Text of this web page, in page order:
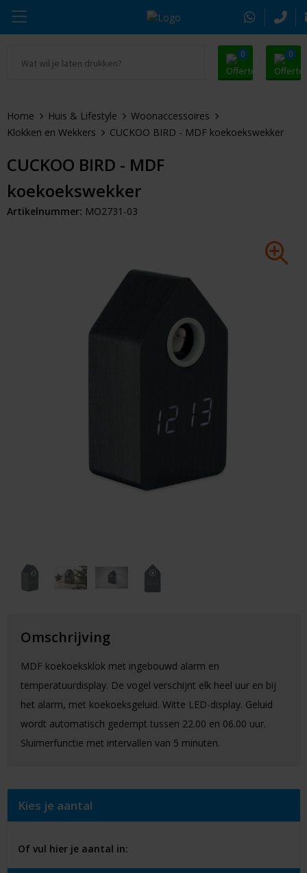
0 0
Drinkwaren
Tassen & Reizen
Sleutelhangers & Tools
Huis & Lifestyle
Gezondheid & Verzorging
Alle promosnoepje
Zomer
Kerst
Thule
Alle merken
Home Huis & Lifestyle
Woonaccessoires
Klokken en Wekkers
CUCKOO BIRD - MDF koekoekswekker
CUCKOO BIRD - MDF
koekoekswekker
Artikelnummer: MO2731-03
Omschrijving
MDF koekoeksklok met ingebouwd alarm en
temperatuurdisplay. De vogel verschijnt elk heel uur en bij
het alarm, met koekoeksgeluid. Witte LED-display. Geluid
wordt automatisch gedempt tussen 22.00 en 06.00 uur.
Sluimerfunctie met intervallen van 5 minuten.
Kies je aantal
Of vul hier je aantal in: